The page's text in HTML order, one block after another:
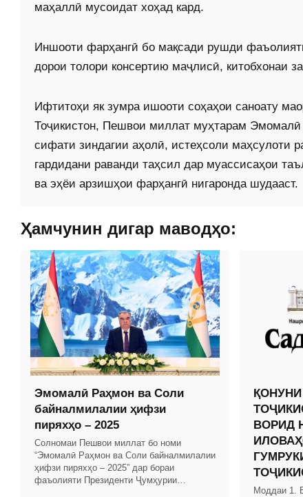
маҳаллӣ мусоидат хоҳад кард.
Иншооти фарҳангӣ бо мақсади рушди
дорои толори консертию маҷлисӣ, китобхонаи
Ифтитоҳи як зумра ишооти соҳаҳои саноату
Тоҷикистон, Пешвои миллат муҳтарам
сифати зиндагии аҳолӣ, истеҳсоли маҳсулоти
гардидани раванди таҳсил дар муассисаҳои
ва эҳёи арзишҳои фарҳангӣ нигаронда шудааст.
Ҳамчунин дигар маводҳо:
Эмомалӣ Раҳмон ва Соли
байналмилалии ҳифзи
пиряхҳо – 2025
Солномаи Пешвои миллат бо номи
“Эмомалӣ Раҳмон ва Соли байналмилалии
ҳифзи пиряхҳо – 2025” дар бораи
фаъолияти Президенти Ҷумҳурии
ВОРИД
Моддаи 1.